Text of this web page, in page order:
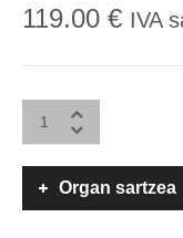
119.00 € IVA
Organ sartzea